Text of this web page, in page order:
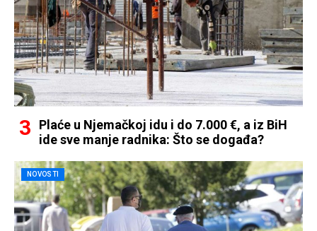
Plaće u Njemačkoj idu i do 7.000 €, a iz BiH
ide sve manje radnika: Što se događa?
NOVOSTI